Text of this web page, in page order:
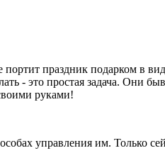
праздник подарком в
- это простая задача. Они
руками!
управления им. Только